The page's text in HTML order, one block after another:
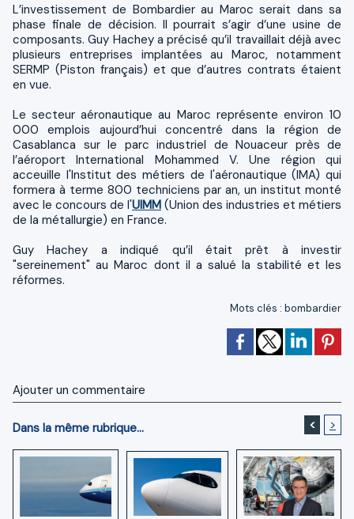
L’investissement de Bombardier au Maroc serait dans sa
phase finale de décision. Il pourrait s’agir d’une usine de
composants. Guy Hachey a précisé qu’il travaillait déjà avec
plusieurs entreprises implantées au Maroc, notamment
SERMP (Piston français) et que d’autres contrats étaient
en vue.
Le secteur aéronautique au Maroc représente environ 10
000 emplois aujourd’hui concentré dans la région de
Casablanca sur le parc industriel de Nouaceur près de
l’aéroport International Mohammed V. Une région qui
acceuille l'Institut des métiers de l'aéronautique (IMA) qui
formera à terme 800 techniciens par an, un institut monté
avec le concours de l'UIMM (Union des industries et métiers
de la métallurgie) en France.
Guy Hachey a indiqué qu’il était prêt à investir
"sereinement" au Maroc dont il a salué la stabilité et les
réformes.
Mots clés : bombardier
Ajouter un commentaire
Dans la même rubrique... < >